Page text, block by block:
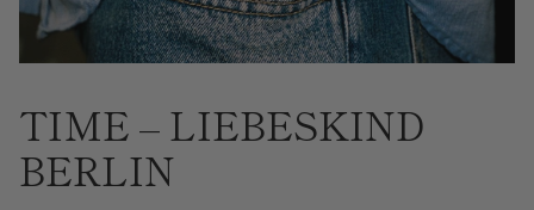
TIME – LIEBESKIND
BERLIN